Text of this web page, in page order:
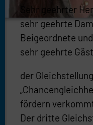
Sehr geehrter
sehr geehrte
Beigeordnete
sehr geehrte
der
fördern
Der dritte